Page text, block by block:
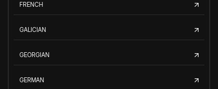
FRENCH
GALICIAN
GEORGIAN
GERMAN